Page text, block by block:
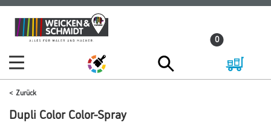
Zum
Inhalt
Zum
Navigationsmenü
0
Zurück
Dupli Color Color-Spray